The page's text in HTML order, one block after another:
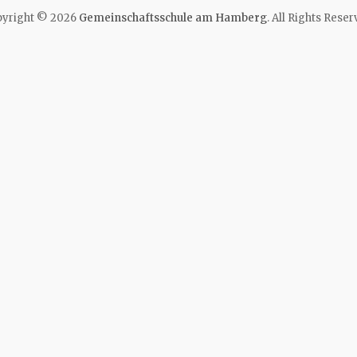
© 2026 Gemeinschaftsschule am Hamberg. All Rights